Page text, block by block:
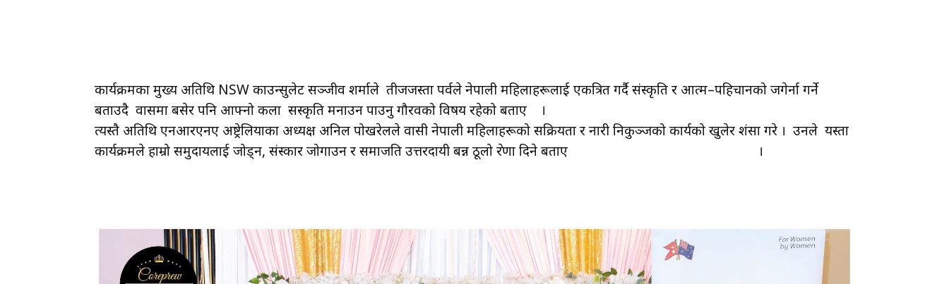
कार्यक्रमका मुख्य अतिथि NSW काउन्सुलेट सञ्जीव शर्माले तीजजस्ता पर्वले नेपाली महिलाहरूलाई एकत्रित गर्दै संस्कृति र आत्म–पहिचानको जगेर्ना गर्ने
बताउदै प्रवासमा बसेर पनि आफ्नो कला सस्कृति मनाउन पाउनु गौरवको विषय रहेको बताए ।
त्यस्तै अतिथि एनआरएनए अष्ट्रेलियाका अध्यक्ष अनिल पोखरेलले प्रवासी नेपाली महिलाहरूको सक्रियता र नारी निकुञ्जको कार्यको खुलेर प्रशंसा गरे । उनले यस्ता
कार्यक्रमले हाम्रो समुदायलाई जोड्न, संस्कार जोगाउन र समाजप्रति उत्तरदायी बन्न ठूलो प्रेरणा दिने बताए ।